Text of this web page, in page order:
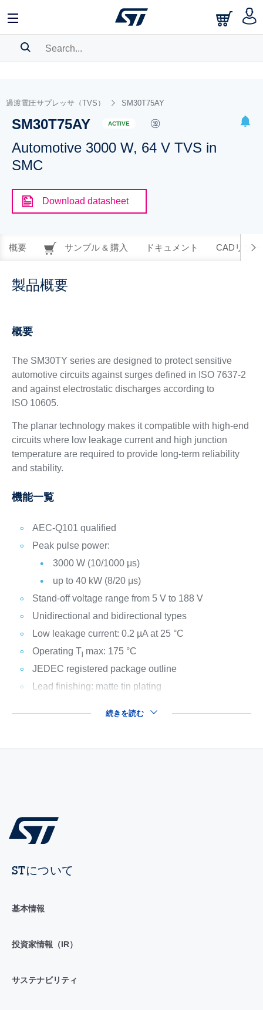
BOOKMARK
Pleaselog into show your saved searches.
過渡電圧サプレッサ（TVS） SM30T75AY
SM30T75AY ACTIVE
Automotive 3000 W, 64 V TVS in
SMC
Download datasheet
概要 サンプル & 購入 ドキュメント CADリソー
製品概要
概要
The SM30TY series are designed to protect sensitive
automotive circuits against surges defined in ISO 7637-2
and against electrostatic discharges according to
ISO 10605.
The planar technology makes it compatible with high-end
circuits where low leakage current and high junction
temperature are required to provide long-term reliability
and stability.
機能一覧
AEC-Q101 qualified
Peak pulse power:
3000 W (10/1000 μs)
up to 40 kW (8/20 μs)
Stand-off voltage range from 5 V to 188 V
Unidirectional and bidirectional types
Low leakage current: 0.2 µA at 25 °C
Operating Tj max: 175 °C
JEDEC registered package outline
Lead finishing: matte tin plating
続きを読む
STについて
基本情報
投資家情報（IR）
サステナビリティ